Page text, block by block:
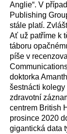
Anglie“. V
Publishing
stále platí.
Ať už patříme k
táboru
píše v
doktorka
šestnácti kolegy
zdravotní
centrem British
prosince 2020
gigantická data